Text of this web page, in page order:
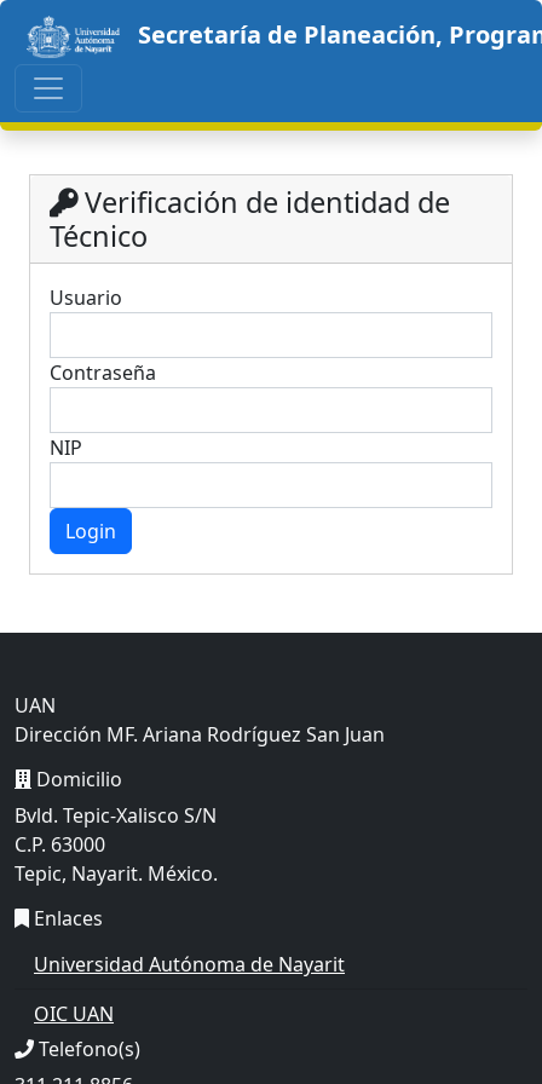
Secretaría de Planeación,
Verificación de identidad de
Técnico
Usuario
Contraseña
NIP
Login
UAN
Dirección MF. Ariana Rodríguez San Juan
Domicilio
Bvld. Tepic-Xalisco S/N
C.P. 63000
Tepic, Nayarit. México.
Enlaces
Universidad Autónoma de Nayarit
OIC UAN
Telefono(s)